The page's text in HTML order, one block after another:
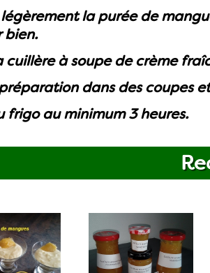
la purée de
bien.
cuillère à soupe de crème
dans des coupes
frigo au minimum 3 heures.